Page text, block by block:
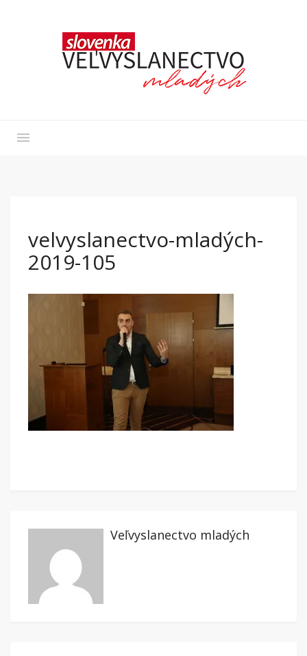
velvyslanectvo-mladých-
2019-105
Veľvyslanectvo mladých